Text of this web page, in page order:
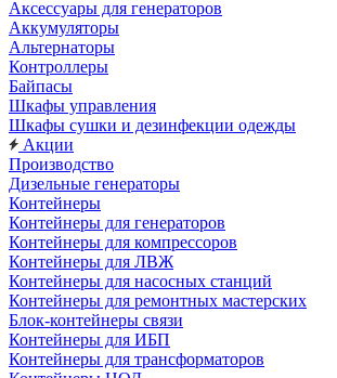
Аксессуары для генераторов
Аккумуляторы
Альтернаторы
Контроллеры
Байпасы
Шкафы управления
Шкафы сушки и дезинфекции одежды
Акции
Производство
Дизельные генераторы
Контейнеры
Контейнеры для генераторов
Контейнеры для компрессоров
Контейнеры для ЛВЖ
Контейнеры для насосных станций
Контейнеры для ремонтных мастерских
Блок-контейнеры связи
Контейнеры для ИБП
Контейнеры для трансформаторов